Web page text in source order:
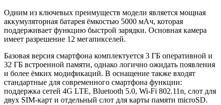
Одним из ключевых преимуществ модели является мощная
аккумуляторная батарея ёмкостью 5000 мАч, которая
поддерживает функцию быстрой зарядки. Основная камера
имеет разрешение 12 мегапикселей.
Базовая версия смартфона комплектуется 3 ГБ оперативной и
32 ГБ встроенной памяти, однако логично ожидать появления
и более ёмких модификаций. В оснащение также входят
стандартные для современного смартфона функции:
поддержка сетей 4G LTE, Bluetooth 5.0, Wi-Fi 802.11n, слот для
двух SIM-карт и отдельный слот для карты памяти microSD.